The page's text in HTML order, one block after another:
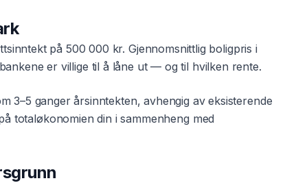
på 500 000 kr. Gjennomsnittlig boligpris i
er villige til å låne ut — og til hvilken rente.
3–5 ganger årsinntekten, avhengig av eksisterende
totaløkonomien din i sammenheng med